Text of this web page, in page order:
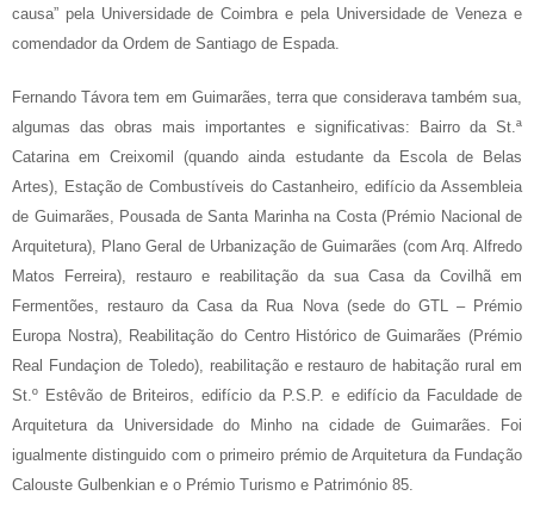
causa” pela Universidade de Coimbra e pela Universidade de Veneza e
comendador da Ordem de Santiago de Espada.
Fernando Távora tem em Guimarães, terra que considerava também sua,
algumas das obras mais importantes e significativas: Bairro da St.ª
Catarina em Creixomil (quando ainda estudante da Escola de Belas
Artes), Estação de Combustíveis do Castanheiro, edifício da Assembleia
de Guimarães, Pousada de Santa Marinha na Costa (Prémio Nacional de
Arquitetura), Plano Geral de Urbanização de Guimarães (com Arq. Alfredo
Matos Ferreira), restauro e reabilitação da sua Casa da Covilhã em
Fermentões, restauro da Casa da Rua Nova (sede do GTL – Prémio
Europa Nostra), Reabilitação do Centro Histórico de Guimarães (Prémio
Real Fundaçion de Toledo), reabilitação e restauro de habitação rural em
St.º Estêvão de Briteiros, edifício da P.S.P. e edifício da Faculdade de
Arquitetura da Universidade do Minho na cidade de Guimarães. Foi
igualmente distinguido com o primeiro prémio de Arquitetura da Fundação
Calouste Gulbenkian e o Prémio Turismo e Património 85.